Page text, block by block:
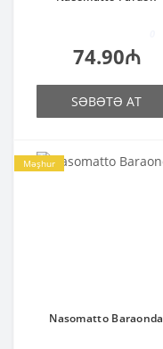
74.90₼
SƏBƏTƏ AT
Məşhur
Nasomatto Baraonda